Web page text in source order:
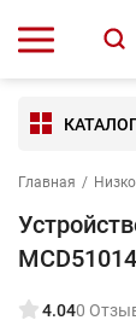
Главная /
4.040